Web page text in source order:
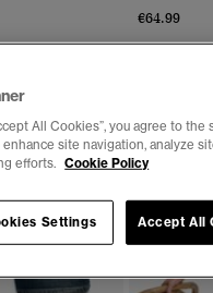
€64.99
All Cookies”, you agree to
site navigation, analyze
efforts. Cookie Policy
Settings Accept All